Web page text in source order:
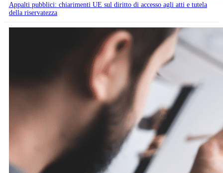
Appalti pubblici: chiarimenti UE sul diritto di accesso agli atti e tutela
della riservatezza